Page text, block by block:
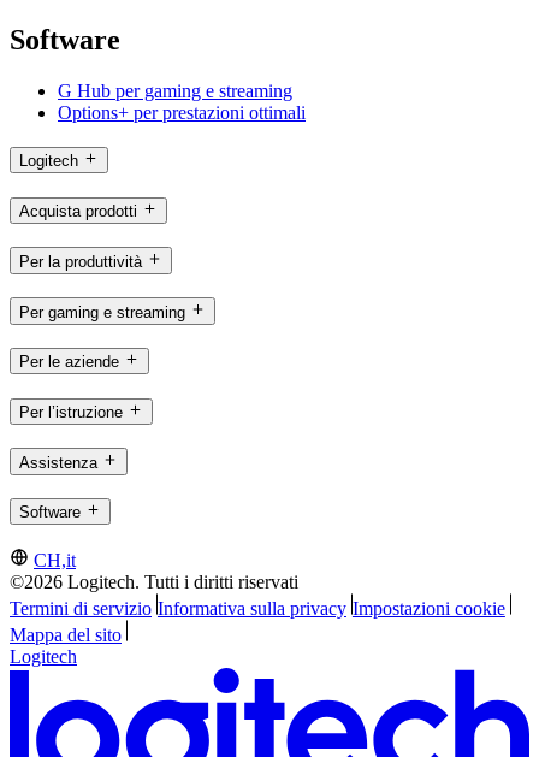
Software
G Hub per gaming e streaming
Options+ per prestazioni ottimali
Logitech
Acquista prodotti
Per la produttività
Per gaming e streaming
Per le aziende
Per l’istruzione
Assistenza
Software
CH,it
©2026 Logitech. Tutti i diritti riservati
Termini di servizio Informativa sulla privacy Impostazioni cookie
Mappa del sito
Logitech